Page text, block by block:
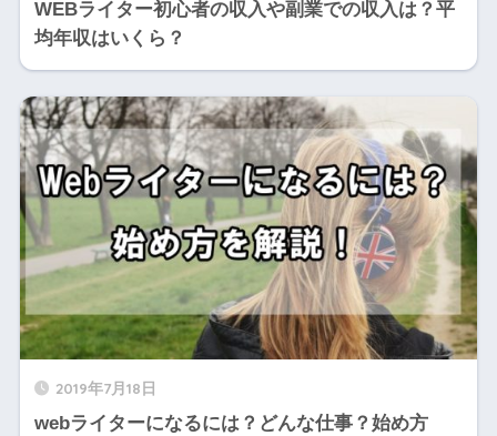
WEBライター初心者の収入や副業での収入は？平
均年収はいくら？
2019年7月18日
webライターになるには？どんな仕事？始め方